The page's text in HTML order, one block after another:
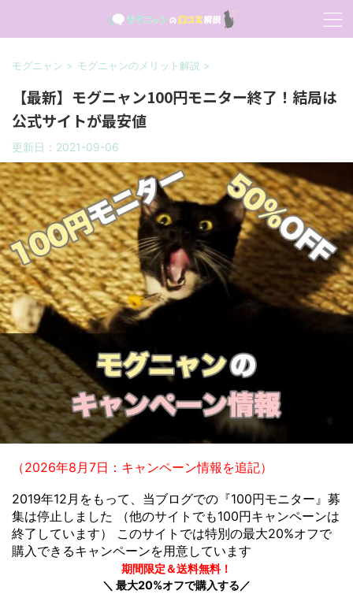
モグニャン > モグニャンのメリット解説 >
【最新】モグニャン100円モニター終了！結局は
公式サイトが最安値
更新日： 2021-09-06
（2026年8月7日：キャンペーン情報を追記）
2019年12月をもって、当ブログでの『100円モニター』募
集は停止しました （他のサイトでも100円キャンペーンは
終了しています） このサイトでは特別の最大20%オフで
購入できるキャンペーンを用意しています
期間限定＆送料無料！
＼ 最大20%オフで購入する／